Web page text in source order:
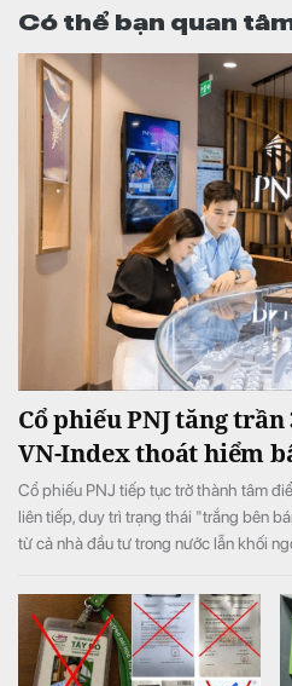
Có thể bạn quan
Cổ phiếu PNJ tăng
VN-Index thoát hiểm
Cổ phiếu PNJ tiếp tục trở thành tâm
liên tiếp, duy trì trạng thái "trắng bên
từ cả nhà đầu tư trong nước lẫn khối